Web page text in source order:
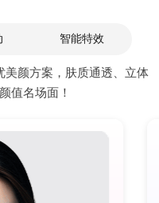
智能特效
颜方案，肤质通透、立体
值名场面！